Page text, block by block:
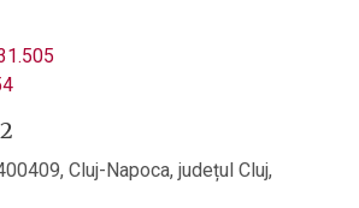
Cluj-Napoca, județul Cluj,